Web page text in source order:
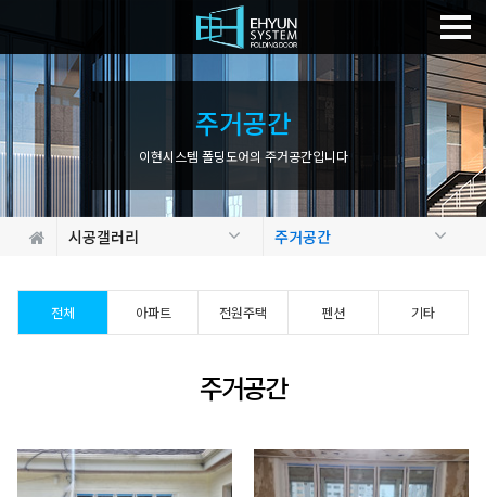
주거공간
이현시스템 폴딩도어의 주거공간입니다
시공갤러리 주거공간
전체 아파트 전원주택 펜션 기타
주거공간